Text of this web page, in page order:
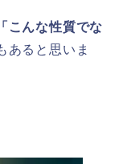
「こんな性質でな
あると思いま